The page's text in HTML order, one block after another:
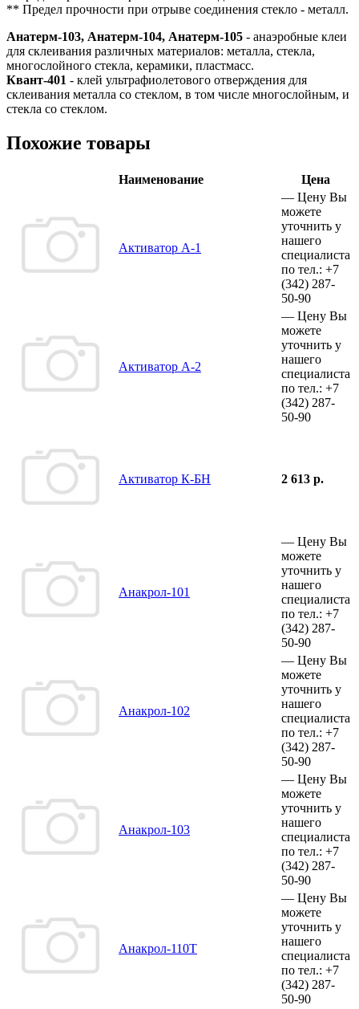
** Предел прочности при отрыве соединения стекло - металл.
Анатерм-103, Анатерм-104, Анатерм-105 - анаэробные клеи
для склеивания различных материалов: металла, стекла,
многослойного стекла, керамики, пластмасс.
Квант-401 - клей ультрафиолетового отверждения для
склеивания металла со стеклом, в том числе многослойным, и
стекла со стеклом.
Похожие товары
Наименование Цена
Активатор А-1
— Цену Вы
можете
уточнить у
нашего
специалиста
по тел.: +7
(342) 287-
50-90
Активатор А-2
— Цену Вы
можете
уточнить у
нашего
специалиста
по тел.: +7
(342) 287-
50-90
Активатор К-БН 2 613 р.
Анакрол-101
— Цену Вы
можете
уточнить у
нашего
специалиста
по тел.: +7
(342) 287-
50-90
Анакрол-102
— Цену Вы
можете
уточнить у
нашего
специалиста
по тел.: +7
(342) 287-
50-90
Анакрол-103
— Цену Вы
можете
уточнить у
нашего
специалиста
по тел.: +7
(342) 287-
50-90
Анакрол-110Т
— Цену Вы
можете
уточнить у
нашего
специалиста
по тел.: +7
(342) 287-
50-90